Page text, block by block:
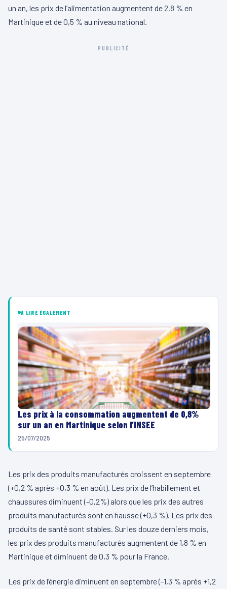
un an, les prix de l’alimentation augmentent de 2,8 % en
Martinique et de 0,5 % au niveau national.
PUBLICITÉ
À LIRE ÉGALEMENT
Les prix à la consommation augmentent de 0,8%
sur un an en Martinique selon l’INSEE
25/07/2025
Les prix des produits manufacturés croissent en septembre
(+0,2 % après +0,3 % en août). Les prix de l’habillement et
chaussures diminuent (-0,2%) alors que les prix des autres
produits manufacturés sont en hausse (+0,3 %). Les prix des
produits de santé sont stables. Sur les douze derniers mois,
les prix des produits manufacturés augmentent de 1,8 % en
Martinique et diminuent de 0,3 % pour la France.
Les prix de l’énergie diminuent en septembre (-1,3 % après +1,2